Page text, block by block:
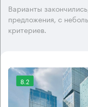
Варианты
предложения, с
критериев.
8.2